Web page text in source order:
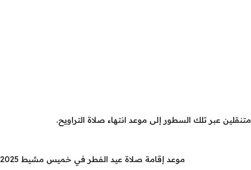
متنقلين عبر تلك السطور إلى موعد انتهاء صلاة التراويح.
موعد إقامة صلاة عيد الفطر في خميس مشيط 2025